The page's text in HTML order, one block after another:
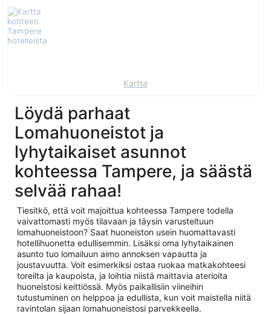
Kartta
Löydä parhaat
Lomahuoneistot ja
lyhytaikaiset asunnot
kohteessa Tampere, ja säästä
selvää rahaa!
Tiesitkö, että voit majoittua kohteessa Tampere todella
vaivattomasti myös tilavaan ja täysin varusteltuun
lomahuoneistoon? Saat huoneiston usein huomattavasti
hotellihuonetta edullisemmin. Lisäksi oma lyhytaikainen
asunto tuo lomailuun aimo annoksen vapautta ja
joustavuutta. Voit esimerkiksi ostaa ruokaa matkakohteesi
toreilta ja kaupoista, ja loihtia niistä maittavia aterioita
huoneistosi keittiössä. Myös paikallisiin viineihin
tutustuminen on helppoa ja edullista, kun voit maistella niitä
ravintolan sijaan lomahuoneistosi parvekkeella.